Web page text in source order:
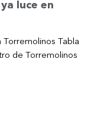
luce en
Tabla
de Torremolinos